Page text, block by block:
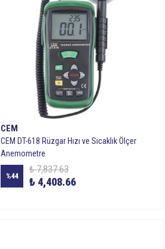
CEM
CEM DT-618 Rüzgar Hızı ve Sıcaklık Ölçer
Anemometre
%44
₺ 7,837.63
₺ 4,408.66